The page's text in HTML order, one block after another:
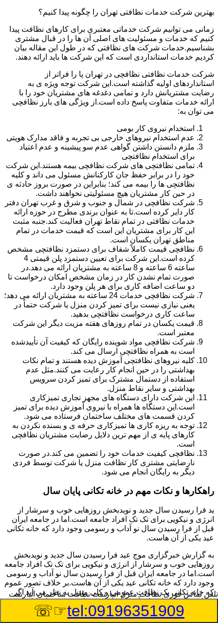
بهترین شرکت خدمات نظافتی تهران را چگونه پیدا کنیم؟
زمانی می توانیم شرکت خدماتی معتبری برای کارهای نظافت پیدا
کنیم که خدمات و مسئولیت های اصلی آن ها را در قبال مشتری
بشناسیم.خدمات شرکت های نظافتی که در طول این مقاله بیان
کردیم خدمات استانداردی است که این شرکت ها باید ارائه دهند.
شرکت خدمات نظافتی نظافچی در تهران پا را فراتر از
استانداردهای اولیه گذاشته است.این شرکت توجه ویژه ی به
رضایت مشتریانش دارد و تمامی دغدغه های مشتریان خود را با
ارائه خدمات متفاوت پاسخ داده است.از ویژگی های بارز نظافچی
می توان به:
استخدام نیروی کار بومی
عدم استخدام نیروهای خارجی بی تجربه و فاقد مدارک هویتی
ملزم دانستن داشتن گواهی عدم سو پیشینه و عدم اعتیاد
برای استخدام نظافتچی
تمامی نظافتچی های شرکت نظافچی بیمه هستند.این شرکت
خود را در برابر حفظ جان کارکنانش مسئول می داند و کلیه
نظافتچی ها را بیمه می کند؛ بنابراین در صورت بروز حادثه ی
در حین کار مشتریان هیچ مسئولیتی نخواهند داشت.
شرکت نظافچی در شمال و جنوب و شرق و غرب تهران دفتر
کار دایر کرده است.تا به عنوان برندی مطرح در حوزه ارائه
خدمات نظافتی در تمام نقاط تهران فعالیت کند.جنبه مثبت
این کار برای مشتریان این است که قیمت خدمات در تمام
مناطق تهران یکسان است.
نظافچی قیمت کاملاً شفاف برای دستمزد نظافتچی مشخص
کرده است.این شرکت برای تعیین دستمزد پلن قیمتی 4
ساعته 6 ساعته و 8 ساعته به مشتریان ارائه می دهد.در
صورت تمام نشدن کار در زمان مشخص امکان درخواست تا
دو ساعت اضافه کاری برای هر پلن وجود دارد.
شرکت نظافچی خدمات 24 ساعته به مشتریان ارائه می دهد؛
یعنی نیازی نیست برای تمیز کردن منزل یا شرکت حتماً در
ساعت کاری درخواست نظافتچی بدهید.
قیمت یکسان در تمام روزهای هفته مزیت دیگر این شرکت
معتبر است.
شرکت نظافچی مواد شوینده رایگان که کیفیت آن تأییدشده
است به همراه نظافتچی ارسال می کند.
کلیه نیروهای نظافتچی آموزش دیده هستند و تمام نکات
بهداشتی را در حین انجام کار رعایت می کنند.مثل عدم
استفاده از دستمال مشترک برای تمیز کردن سرویس
بهداشتی و سایر نقاط منزل.
این شرکت دارای دستگاه های مجهز تجاری تمیزکاری
است.این دستگاه ها همراه با نیروی آموزش دیده برای تمیز
کردن قسمت های مختلف ساختمان فرستاده می شود.
توجه به ریزه کاری ها تمیزکاری حرفه ی و بسنده نکردن به
کارهای پایه ی از مهم ترین دلایل رضایت مشتریان نظافچی
است.
نظافچی کیفیت خدمات خود را تضمین می کند.در صورت
نارضایتی مشتری کار نظافت منزل یا شرکت توسط فردی
دیگر به رایگان انجام می شود.
راهکارها و نکات مهم در خانه تکانی پایان سال
ید فرا رسیدن سال جدید و نویدبخش روزهایی خوب و سرشار از
انرژی و نیکویی برای تک تک افراد جامعه است.اما در جامعه ایران
قبل از فرا رسیدن سال نو آداب و رسومی وجود دارد که خانه تکانی
عید یکی از آن هاست.
به گزارش خبرگزاری موج عید فرا رسیدن سال جدید و نویدبخش
روزهایی خوب و سرشار از انرژی و نیکویی برای تک تک افراد جامعه
است.اما در جامعه ایران قبل از فرا رسیدن سال نو آداب و رسومی
وجود دارد که خانه تکانی عید یکی از آن هاست.بر خلاف تصور عموم
که خانه تکانی یک نظافت عمومی و کلی منزل به نظر می آید اگر
بخواهیم به طور اصولی آن را انجام دهیم باید به برخی از نکات توجه
بیشتر داشته باشیم.
تلفن تماس فورینظافت منزل انبارنفت نظافت ساختمان انبارنفت
tel:09196351909
☞☏